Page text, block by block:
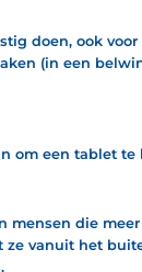
doen, ook
(in een
om een tablet te
mensen die
ze vanuit het